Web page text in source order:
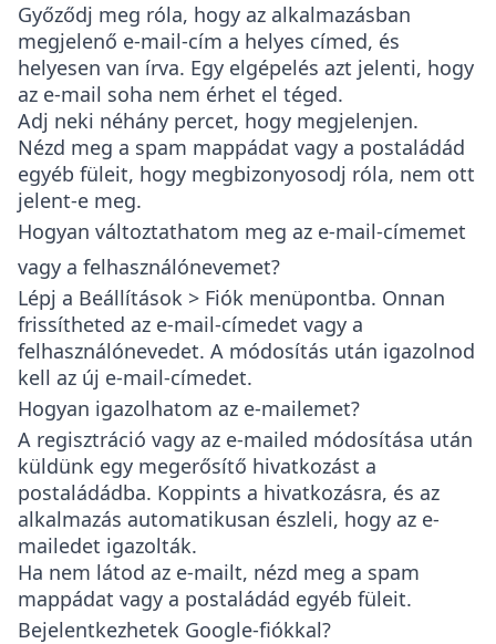
Győződj meg róla, hogy az alkalmazásban
megjelenő e-mail-cím a helyes címed, és
helyesen van írva. Egy elgépelés azt jelenti, hogy
az e-mail soha nem érhet el téged.
Adj neki néhány percet, hogy megjelenjen.
Nézd meg a spam mappádat vagy a postaládád
egyéb füleit, hogy megbizonyosodj róla, nem ott
jelent-e meg.
Hogyan változtathatom meg az e-mail-címemet
vagy a felhasználónevemet?
Lépj a Beállítások > Fiók menüpontba. Onnan
frissítheted az e-mail-címedet vagy a
felhasználónevedet. A módosítás után igazolnod
kell az új e-mail-címedet.
Hogyan igazolhatom az e-mailemet?
A regisztráció vagy az e-mailed módosítása után
küldünk egy megerősítő hivatkozást a
postaládádba. Koppints a hivatkozásra, és az
alkalmazás automatikusan észleli, hogy az e-
mailedet igazolták.
Ha nem látod az e-mailt, nézd meg a spam
mappádat vagy a postaládád egyéb füleit.
Bejelentkezhetek Google-fiókkal?